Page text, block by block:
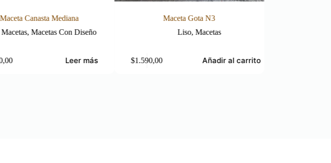
Maceta Gota N3
Liso,Macetas
Añadir al carrito
Maceta Ánfora Chica
850,00